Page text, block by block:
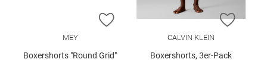
ZUR WUNSCHLISTE HINZUFÜGEN
MEY
Boxershorts "Round Grid"
ZUR
CALVIN KLEIN
Boxershorts, 3er-Pack